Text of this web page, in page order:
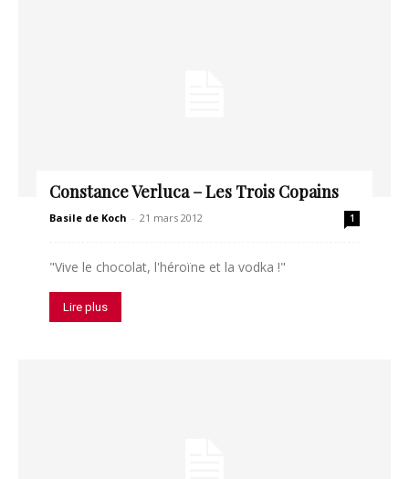
Constance Verluca – Les Trois Copains
Basile de Koch - 21 mars 2012 1
"Vive le chocolat, l'héroïne et la vodka !"
Lire plus